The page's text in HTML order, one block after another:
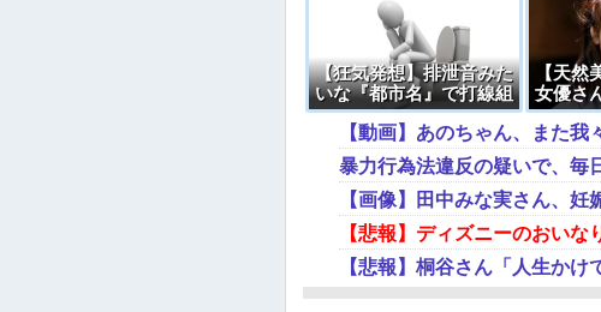
【狂気発想】排泄音みた
いな『都市名』で打線組
んだで
【天然
女優さ
ない →
暴力行為法違反の疑いで、毎
【画像】田中みな実さん、
【悲報】ディズニーのおい